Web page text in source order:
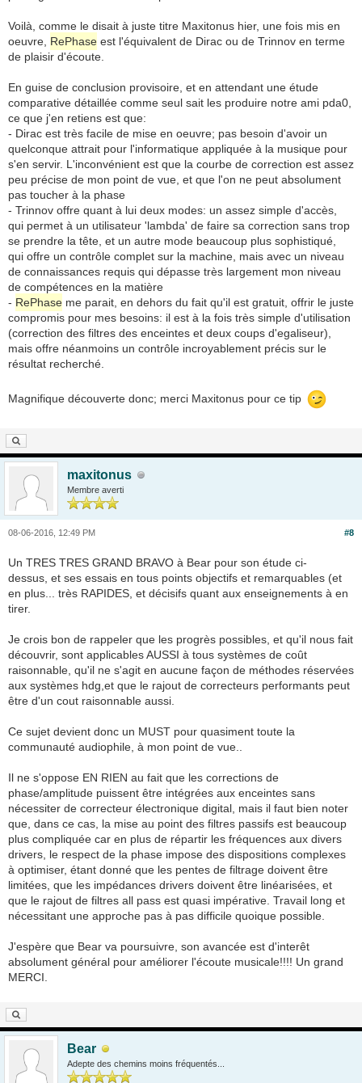
Voilà, comme le disait à juste titre Maxitonus hier, une fois mis en
oeuvre, RePhase est l'équivalent de Dirac ou de Trinnov en terme
de plaisir d'écoute.
En guise de conclusion provisoire, et en attendant une étude
comparative détaillée comme seul sait les produire notre ami pda0,
ce que j'en retiens est que:
- Dirac est très facile de mise en oeuvre; pas besoin d'avoir un
quelconque attrait pour l'informatique appliquée à la musique pour
s'en servir. L'inconvénient est que la courbe de correction est assez
peu précise de mon point de vue, et que l'on ne peut absolument
pas toucher à la phase
- Trinnov offre quant à lui deux modes: un assez simple d'accès,
qui permet à un utilisateur 'lambda' de faire sa correction sans trop
se prendre la tête, et un autre mode beaucoup plus sophistiqué,
qui offre un contrôle complet sur la machine, mais avec un niveau
de connaissances requis qui dépasse très largement mon niveau
de compétences en la matière
- RePhase me parait, en dehors du fait qu'il est gratuit, offrir le juste
compromis pour mes besoins: il est à la fois très simple d'utilisation
(correction des filtres des enceintes et deux coups d'egaliseur),
mais offre néanmoins un contrôle incroyablement précis sur le
résultat recherché.
Magnifique découverte donc; merci Maxitonus pour ce tip
maxitonus
Membre averti
#8
08-06-2016, 12:49 PM
Un TRES TRES GRAND BRAVO à Bear pour son étude ci-
dessus, et ses essais en tous points objectifs et remarquables (et
en plus... très RAPIDES, et décisifs quant aux enseignements à en
tirer.
Je crois bon de rappeler que les progrès possibles, et qu'il nous fait
découvrir, sont applicables AUSSI à tous systèmes de coût
raisonnable, qu'il ne s'agit en aucune façon de méthodes réservées
aux systèmes hdg,et que le rajout de correcteurs performants peut
être d'un cout raisonnable aussi.
Ce sujet devient donc un MUST pour quasiment toute la
communauté audiophile, à mon point de vue..
Il ne s'oppose EN RIEN au fait que les corrections de
phase/amplitude puissent être intégrées aux enceintes sans
nécessiter de correcteur électronique digital, mais il faut bien noter
que, dans ce cas, la mise au point des filtres passifs est beaucoup
plus compliquée car en plus de répartir les fréquences aux divers
drivers, le respect de la phase impose des dispositions complexes
à optimiser, étant donné que les pentes de filtrage doivent être
limitées, que les impédances drivers doivent être linéarisées, et
que le rajout de filtres all pass est quasi impérative. Travail long et
nécessitant une approche pas à pas difficile quoique possible.
J'espère que Bear va poursuivre, son avancée est d'interêt
absolument général pour améliorer l'écoute musicale!!!! Un grand
MERCI.
Bear
Adepte des chemins moins fréquentés...